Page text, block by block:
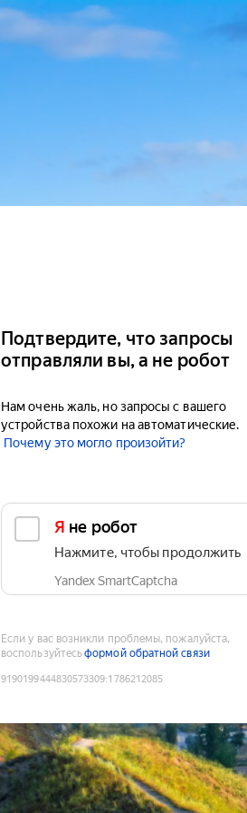
Подтвердите, что запросы
отправляли вы, а не робот
Нам очень жаль, но запросы с вашего
устройства похожи на автоматические.
Почему это могло произойти?
Я не робот
Нажмите, чтобы продолжить
Yandex SmartCaptcha
Если у вас возникли проблемы, пожалуйста,
воспользуйтесьформой обратной связи
9190199444830573309:1786212085